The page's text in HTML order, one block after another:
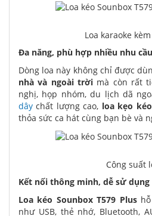
Loa karaoke
Đa năng, phù hợp nhiều nhu cầu
Dòng loa này không chỉ được
nhà và ngoài trời mà còn rất
nghị, họp nhóm, du lịch dã
dây chất lượng cao, loa kẹo kéo
thỏa sức ca hát cùng bạn bè và
Công suất
Kết nối thông minh, dễ sử dụng
Loa kéo Sounbox T579 Plushỗ
như USB, thẻ nhớ, Bluetooth,